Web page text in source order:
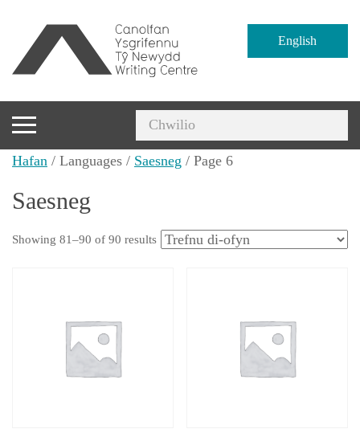
English
Hafan / Languages / Saesneg / Page 6
Saesneg
Showing 81–90 of 90 results